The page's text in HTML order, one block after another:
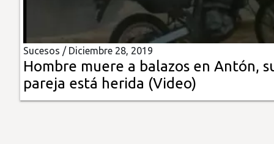
Multimedia
Impreso
Sucesos / Diciembre 28, 2019
Hombre muere a balazos en Antón,
pareja está herida (Video)